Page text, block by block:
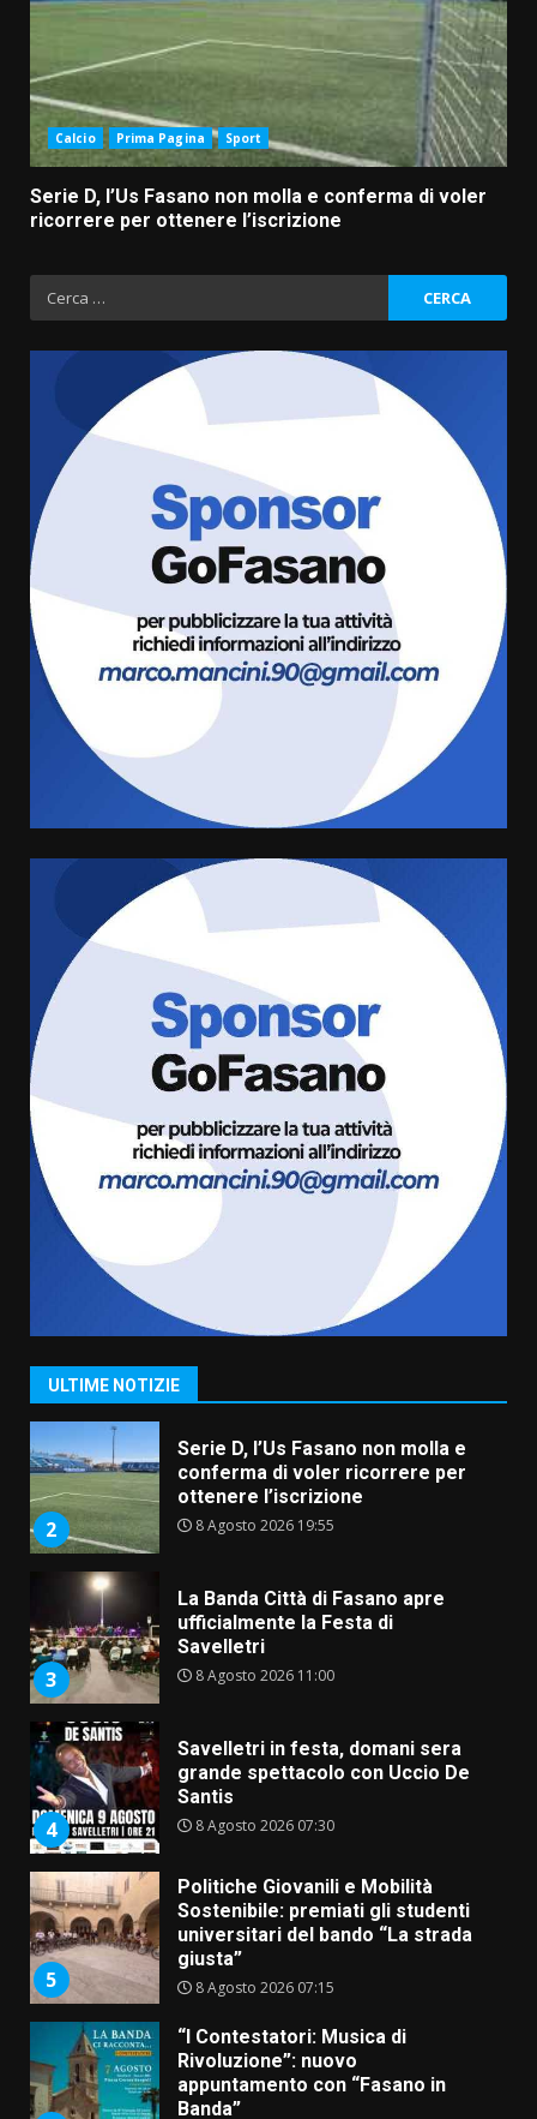
Calcio Prima Pagina Sport
Serie D, l’Us Fasano non molla e conferma di voler
ricorrere per ottenere l’iscrizione
Ricerca
per:
ULTIME NOTIZIE
3
La Banda Città di Fasano apre
ufficialmente la Festa di
Savelletri
8 Agosto 2026 11:00
Savelletri in festa, domani sera
grande spettacolo con Uccio De
8 Agosto 2026 07:30
Politiche Giovanili e Mobilità
Sostenibile: premiati gli studenti
universitari del bando “La strada
Rivoluzione”: nuovo
appuntamento con “Fasano in
Banda”
US Fasano, Scianaro: “Profonda
amarezza per esclusione dal
campionato di calcio”
7 Agosto 2026 06:00
Grande successo per la “Sagra
del Pesce Spada” a Savelletri
9 Agosto 2026 07:32
2
Serie D, l’Us Fasano non molla e
conferma di voler ricorrere per
3
La Banda Città di Fasano apre
ufficialmente la Festa di
Savelletri
8 Agosto 2026 11:00
4
Savelletri in festa, domani sera
grande spettacolo con Uccio De
Santis
8 Agosto 2026 07:30
5
Politiche Giovanili e Mobilità
Sostenibile: premiati gli studenti
universitari del bando “La strada
giusta”
6
“I Contestatori: Musica di
Rivoluzione”: nuovo
appuntamento con “Fasano in
Banda”
7 Agosto 2026 06:05
US Fasano, Scianaro: “Profonda
amarezza per esclusione dal
campionato di calcio”